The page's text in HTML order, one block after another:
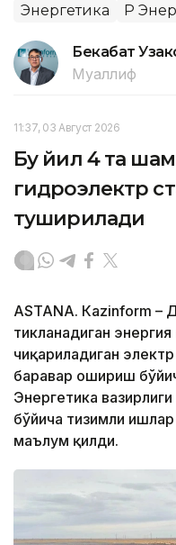
Энергетика ҚР
Бекабат
Муаллиф
11:37, 03 Август 2026
Бу йил 4 та
гидроэлектр
туширилади
ASTANА. Кazinform –
тикланадиган
чиқариладиган
баравар ошириш
Энергетика
бўйича тизимли
маълум қилди.